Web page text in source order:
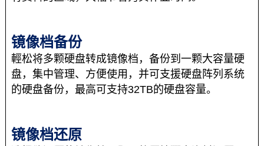
镜像档备份
輕松将多颗硬盘转成镜像档，备份到一颗大容量硬
盘，集中管理、方便使用，并可支援硬盘阵列系统
的硬盘备份，最高可支持32TB的硬盘容量。
镜像档还原